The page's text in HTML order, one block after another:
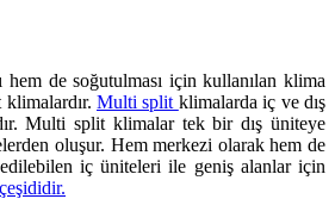
hem de soğutulması için kullanılan klima
Multi split klimalarda iç ve dış
Multi split klimalar tek bir dış üniteye
oluşur. Hem merkezi olarak hem de
iç üniteleri ile geniş alanlar için